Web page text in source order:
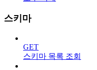
스키마
GET
스키마 목록 조회